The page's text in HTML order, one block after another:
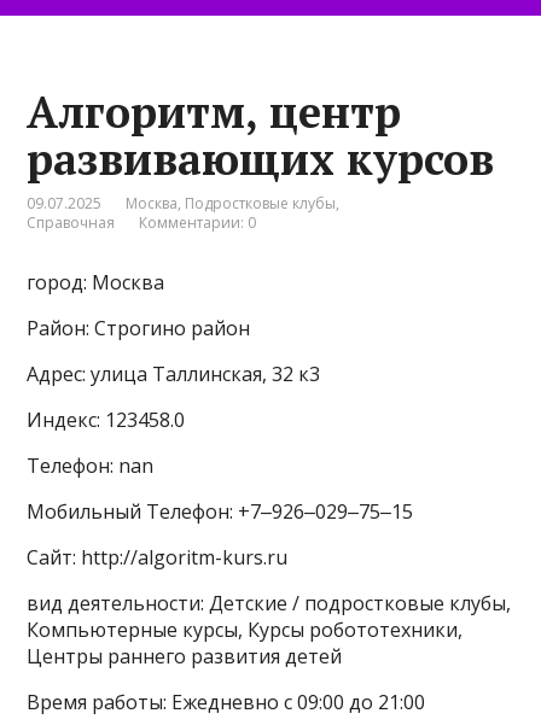
Алгоритм, центр
развивающих курсов
09.07.2025 Москва, Подростковые клубы,
Справочная
Комментарии: 0
город: Москва
Район: Строгино район
Адрес: улица Таллинская, 32 к3
Индекс: 123458.0
Телефон: nan
Мобильный Телефон: +7‒926‒029‒75‒15
Сайт: http://algoritm-kurs.ru
вид деятельности: Детские / подростковые клубы,
Компьютерные курсы, Курсы робототехники,
Центры раннего развития детей
Время работы: Ежедневно с 09:00 до 21:00